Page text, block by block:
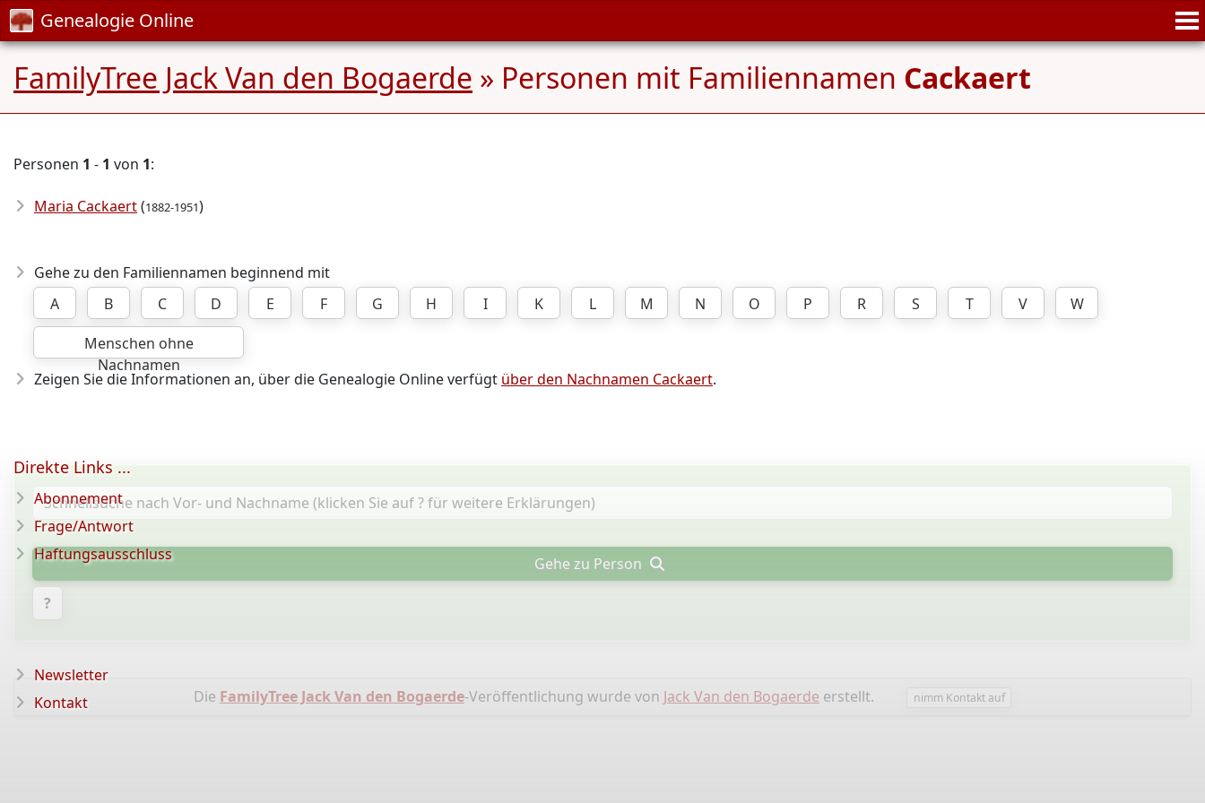
Genealogie Online
FamilyTree Jack Van den Bogaerde » Personen mit Familiennamen Cackaert
Personen 1 - 1 von 1:
Maria Cackaert(1882-1951)
Gehe zu den Familiennamen beginnend mit
A
B C D E F G H I K L M N O P R S T V
W
Menschen ohne
Nachnamen
Zeigen Sie die Informationen an, über die Genealogie Online verfügt über den Nachnamen Cackaert.
Gehe zu Person
?
Die FamilyTree Jack Van den Bogaerde-Veröffentlichung wurde von Jack Van den Bogaerde erstellt. nimm Kontakt auf
Direkte Links ...
Abonnement
Frage/Antwort
Haftungsausschluss
Newsletter
Kontakt